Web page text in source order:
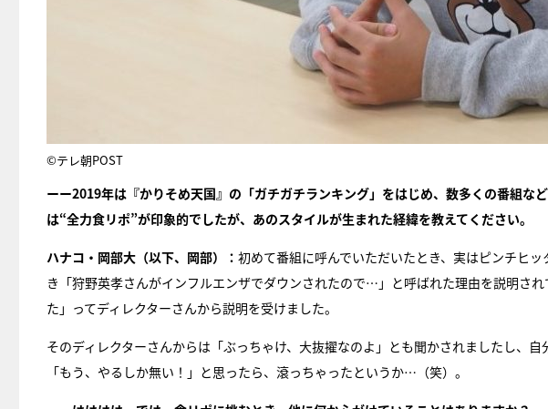
©テレ朝POST
ーー2019年は『かりそめ天国』の「ガチガチランキング」をはじめ、数多くの番組な
は“全力食リポ”が印象的でしたが、あのスタイルが生まれた経緯を教えてください。
ハナコ・岡部大（以下、岡部）： 初めて番組に呼んでいただいたとき、実はピンチヒ
き「狩野英孝さんがインフルエンザでダウンされたので…」と呼ばれた理由を説明さ
た」ってディレクターさんから説明を受けました。
そのディレクターさんからは「ぶっちゃけ、大抜擢なのよ」とも聞かされましたし、
「もう、やるしか無い！」と思ったら、滾っちゃったというか…（笑）。